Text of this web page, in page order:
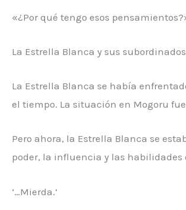
«¿Por qué tengo esos
La Estrella Blanca y sus
La Estrella Blanca se había
el tiempo. La situación en Mogoru
Pero ahora, la Estrella Blanca se
poder, la influencia y las habilidades
‘…Mierda.’